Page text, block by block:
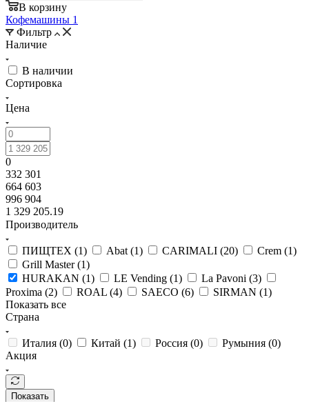
В корзину
Кофемашины 1
Фильтр
Наличие
В наличии
Сортировка
Цена
0
332 301
664 603
996 904
1 329 205.19
Производитель
ПИЩТЕХ (1) Abat (1) CARIMALI (20) Crem (1)
Grill Master (1)
HURAKAN (1) LE Vending (1) La Pavoni (3)
Proxima (2) ROAL (4) SAECO (6) SIRMAN (1)
Показать все
Страна
Италия (0) Китай (1) Россия (0) Румыния (0)
Акция
Показать